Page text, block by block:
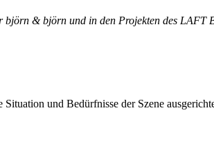
björn & björn und in den Projekten des LAFT
und Bedürfnisse der Szene